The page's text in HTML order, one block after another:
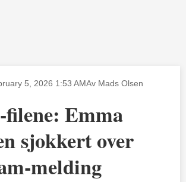
5, 2026 1:53 AMAv Mads Olsen
filene: Emma
sjokkert over
melding